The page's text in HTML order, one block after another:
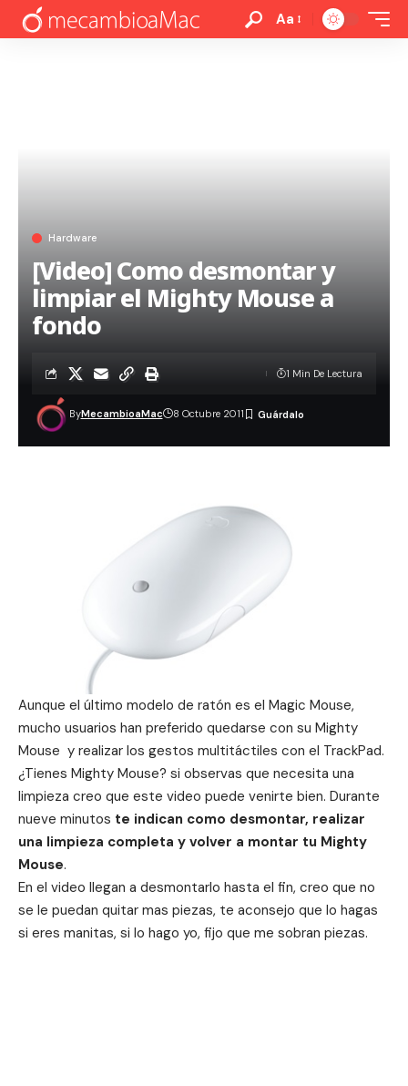
Aa
Hardware
[Video] Como desmontar y
limpiar el Mighty Mouse a
fondo
ByMecambioaMac 8 Octubre 2011
1 Min De Lectura
Aunque el último modelo de ratón es el Magic Mouse,
mucho usuarios han preferido quedarse con su Mighty
Mouse y realizar los gestos multitáctiles con el TrackPad.
¿Tienes Mighty Mouse? si observas que necesita una
limpieza creo que este video puede venirte bien. Durante
nueve minutos te indican como desmontar, realizar
una limpieza completa y volver a montar tu Mighty
Mouse.
En el video llegan a desmontarlo hasta el fin, creo que no
se le puedan quitar mas piezas, te aconsejo que lo hagas
si eres manitas, si lo hago yo, fijo que me sobran piezas.